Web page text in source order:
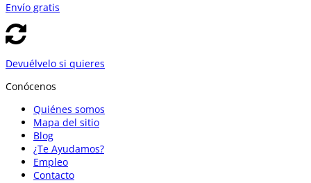
Envío gratis
Devuélvelo si quieres
Conócenos
Quiénes somos
Mapa del sitio
Blog
¿Te Ayudamos?
Empleo
Contacto